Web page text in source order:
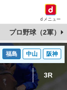
dメニュー
プロ野球（2軍）
福島 中山 阪神
3R